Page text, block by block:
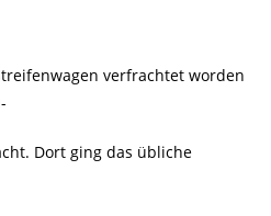
verfrachtet worden
Dort ging das übliche